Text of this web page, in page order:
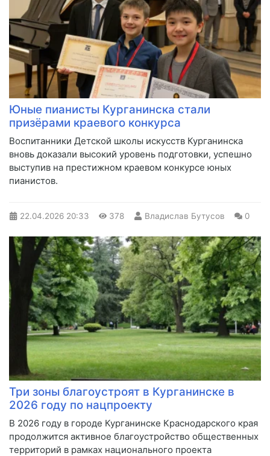
Юные пианисты Курганинска стали
призёрами краевого конкурса
Воспитанники Детской школы искусств Курганинска
вновь доказали высокий уровень подготовки, успешно
выступив на престижном краевом конкурсе юных
пианистов.
22.04.2026 20:33 378 Владислав Бутусов 0
Три зоны благоустроят в Курганинске в
2026 году по нацпроекту
В 2026 году в городе Курганинске Краснодарского края
продолжится активное благоустройство общественных
территорий в рамках национального проекта